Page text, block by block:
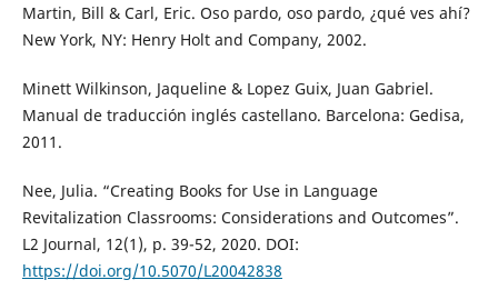
Martin, Bill & Carl, Eric. Oso pardo, oso pardo, ¿qué ves ahí?
New York, NY: Henry Holt and Company, 2002.
Minett Wilkinson, Jaqueline & Lopez Guix, Juan Gabriel.
Manual de traducción inglés castellano. Barcelona: Gedisa,
2011.
Nee, Julia. “Creating Books for Use in Language
Revitalization Classrooms: Considerations and Outcomes”.
L2 Journal, 12(1), p. 39-52, 2020. DOI:
https://doi.org/10.5070/L20042838